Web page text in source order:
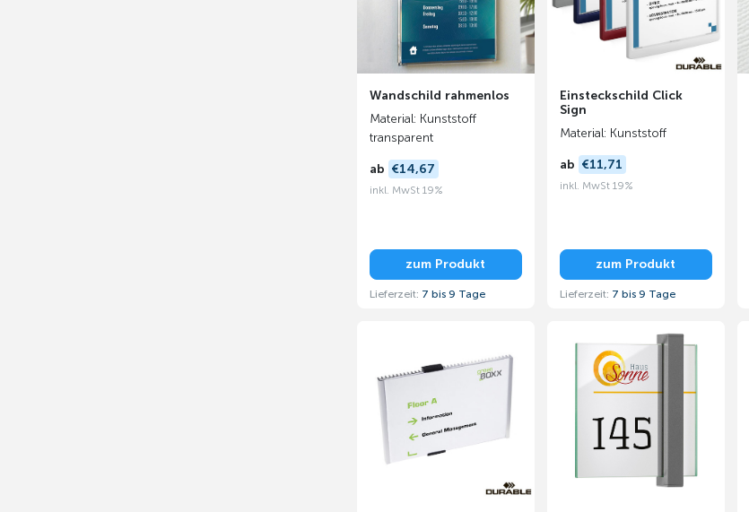
Wandschild rahmenlos
Material: Kunststoff
transparent
ab €14,67
inkl. MwSt 19%
zum Produkt
Lieferzeit: 7 bis 9 Tage
Einsteckschild Click
Sign
Material: Kunststoff
ab €11,71
inkl. MwSt 19%
zum Produkt
Lieferzeit: 7 bis 9 Tage